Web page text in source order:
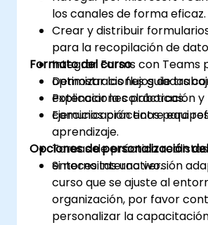
los canales de forma eficaz.
Crear y distribuir
para la recopilación de
Integrar Forms con Teams
optimizar los flujos de
Potenciar la colaboración y
comunicación entre
Formato del curso
Demostraciones guiadas
explicaciones prácticas.
Ejercicios prácticos para
aprendizaje.
Tareas de práctica
entorno interactivo.
Opciones de personalización
Si necesitas una versión
curso que se ajuste al
organización, por favor
personalizar la